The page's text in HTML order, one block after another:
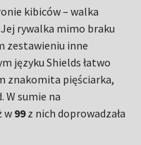
kibiców – walka
Jej rywalka mimo braku
zestawieniu inne
języku Shields łatwo
znakomita pięściarka,
W sumie na
w99z nich doprowadzała